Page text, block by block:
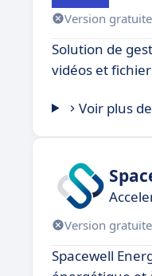
Version gratuite
Solution de
vidéos et
Voir plus
Version gratuite
Spacewell